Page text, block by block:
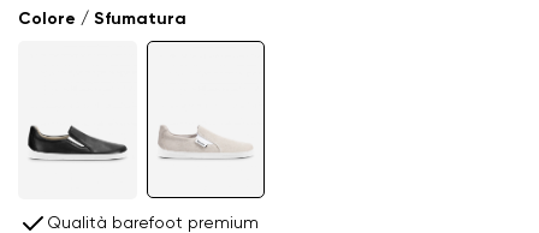
Colore / Sfumatura
Qualità barefoot premium